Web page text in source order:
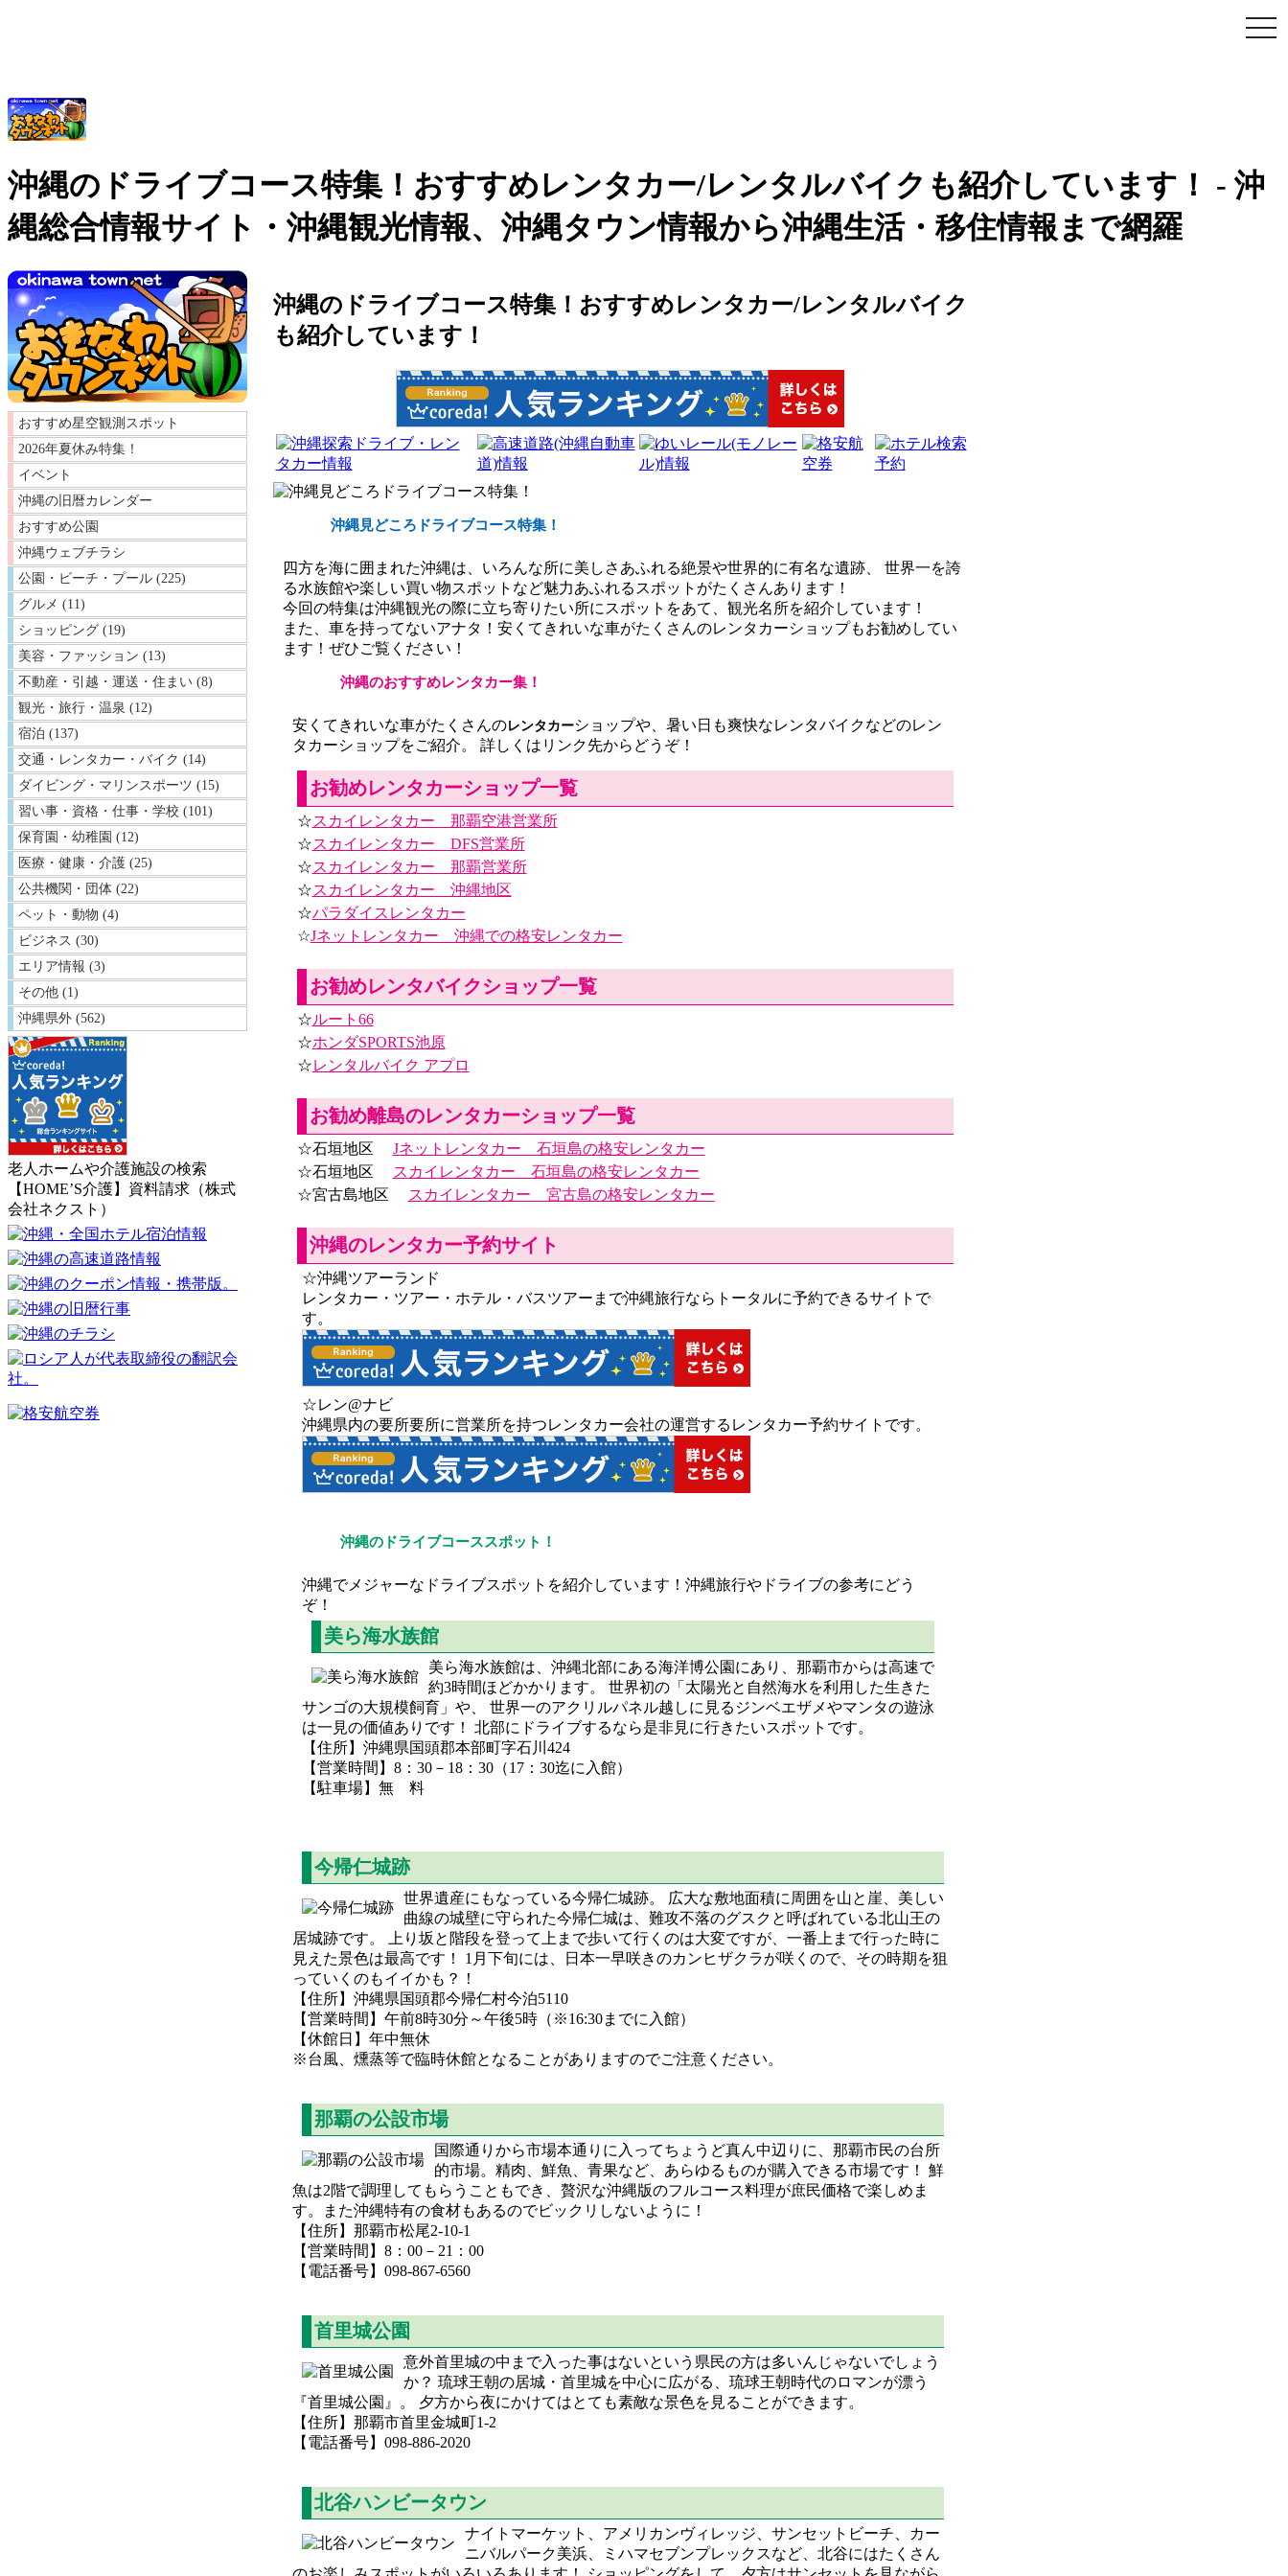
沖縄のドライブコース特集！おすすめレンタカー/レンタルバイクも紹介しています！ - 沖
縄総合情報サイト・沖縄観光情報、沖縄タウン情報から沖縄生活・移住情報まで網羅
おすすめ星空観測スポット
2026年夏休み特集！
イベント
沖縄の旧暦カレンダー
おすすめ公園
沖縄ウェブチラシ
公園・ビーチ・プール (225)
グルメ (11)
ショッピング (19)
美容・ファッション (13)
不動産・引越・運送・住まい (8)
観光・旅行・温泉 (12)
宿泊 (137)
交通・レンタカー・バイク (14)
ダイビング・マリンスポーツ (15)
習い事・資格・仕事・学校 (101)
保育園・幼稚園 (12)
医療・健康・介護 (25)
公共機関・団体 (22)
ペット・動物 (4)
ビジネス (30)
エリア情報 (3)
その他 (1)
沖縄県外 (562)
老人ホームや介護施設の検索
【HOME’S介護】資料請求（株式
会社ネクスト）
沖縄のドライブコース特集！おすすめレンタカー/レンタルバイク
も紹介しています！
沖縄見どころドライブコース特集！
四方を海に囲まれた沖縄は、いろんな所に美しさあふれる絶景や世界的に有名な遺跡、 世界一を誇
る水族館や楽しい買い物スポットなど魅力あふれるスポットがたくさんあります！
今回の特集は沖縄観光の際に立ち寄りたい所にスポットをあて、観光名所を紹介しています！
また、車を持ってないアナタ！安くてきれいな車がたくさんのレンタカーショップもお勧めしてい
ます！ぜひご覧ください！
沖縄のおすすめレンタカー集！
安くてきれいな車がたくさんのレンタカーショップや、暑い日も爽快なレンタバイクなどのレン
タカーショップをご紹介。 詳しくはリンク先からどうぞ！
お勧めレンタカーショップ一覧
☆スカイレンタカー 那覇空港営業所
☆スカイレンタカー DFS営業所
☆スカイレンタカー 那覇営業所
☆スカイレンタカー 沖縄地区
☆パラダイスレンタカー
☆Jネットレンタカー 沖縄での格安レンタカー
お勧めレンタバイクショップ一覧
☆ルート66
☆ホンダSPORTS池原
☆レンタルバイク アプロ
お勧め離島のレンタカーショップ一覧
☆石垣地区 Jネットレンタカー 石垣島の格安レンタカー
☆石垣地区
スカイレンタカー 石垣島の格安レンタカー
☆宮古島地区
スカイレンタカー 宮古島の格安レンタカー
沖縄のレンタカー予約サイト
☆沖縄ツアーランド
レンタカー・ツアー・ホテル・バスツアーまで沖縄旅行ならトータルに予約できるサイトで
す。
☆レン@ナビ
沖縄県内の要所要所に営業所を持つレンタカー会社の運営するレンタカー予約サイトです。
沖縄のドライブコーススポット！
沖縄でメジャーなドライブスポットを紹介しています！沖縄旅行やドライブの参考にどう
ぞ！
美ら海水族館
美ら海水族館は、沖縄北部にある海洋博公園にあり、那覇市からは高速で
約3時間ほどかかります。 世界初の「太陽光と自然海水を利用した生きた
サンゴの大規模飼育」や、 世界一のアクリルパネル越しに見るジンベエザメやマンタの遊泳
は一見の価値ありです！ 北部にドライブするなら是非見に行きたいスポットです。
【住所】沖縄県国頭郡本部町字石川424
【営業時間】8：30－18：30（17：30迄に入館）
【駐車場】無 料
今帰仁城跡
世界遺産にもなっている今帰仁城跡。 広大な敷地面積に周囲を山と崖、美しい
曲線の城壁に守られた今帰仁城は、難攻不落のグスクと呼ばれている北山王の
居城跡です。 上り坂と階段を登って上まで歩いて行くのは大変ですが、一番上まで行った時に
見えた景色は最高です！ 1月下旬には、日本一早咲きのカンヒザクラが咲くので、その時期を狙
っていくのもイイかも？！
【住所】沖縄県国頭郡今帰仁村今泊5110
【営業時間】午前8時30分～午後5時（※16:30までに入館）
【休館日】年中無休
※台風、燻蒸等で臨時休館となることがありますのでご注意ください。
那覇の公設市場
国際通りから市場本通りに入ってちょうど真ん中辺りに、那覇市民の台所
的市場。精肉、鮮魚、青果など、あらゆるものが購入できる市場です！ 鮮
魚は2階で調理してもらうこともでき、贅沢な沖縄版のフルコース料理が庶民価格で楽しめま
す。また沖縄特有の食材もあるのでビックリしないように！
【住所】那覇市松尾2-10-1
【営業時間】8：00－21：00
【電話番号】098-867-6560
首里城公園
意外首里城の中まで入った事はないという県民の方は多いんじゃないでしょう
か？ 琉球王朝の居城・首里城を中心に広がる、琉球王朝時代のロマンが漂う
『首里城公園』。 夕方から夜にかけてはとても素敵な景色を見ることができます。
【住所】那覇市首里金城町1-2
【電話番号】098-886-2020
北谷ハンビータウン
ナイトマーケット、アメリカンヴィレッジ、サンセットビーチ、カー
ニバルパーク美浜、ミハマセブンプレックスなど、北谷にはたくさん